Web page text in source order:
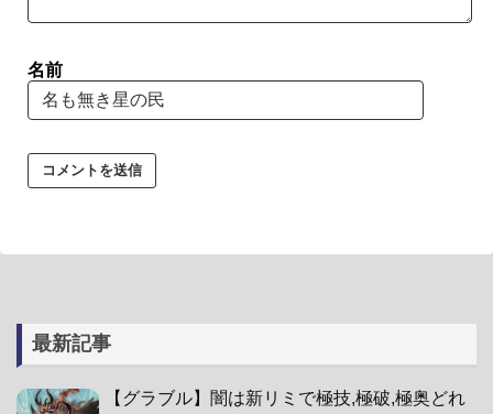
名前
最新記事
【グラブル】闇は新リミで極技,極破,極奥どれ